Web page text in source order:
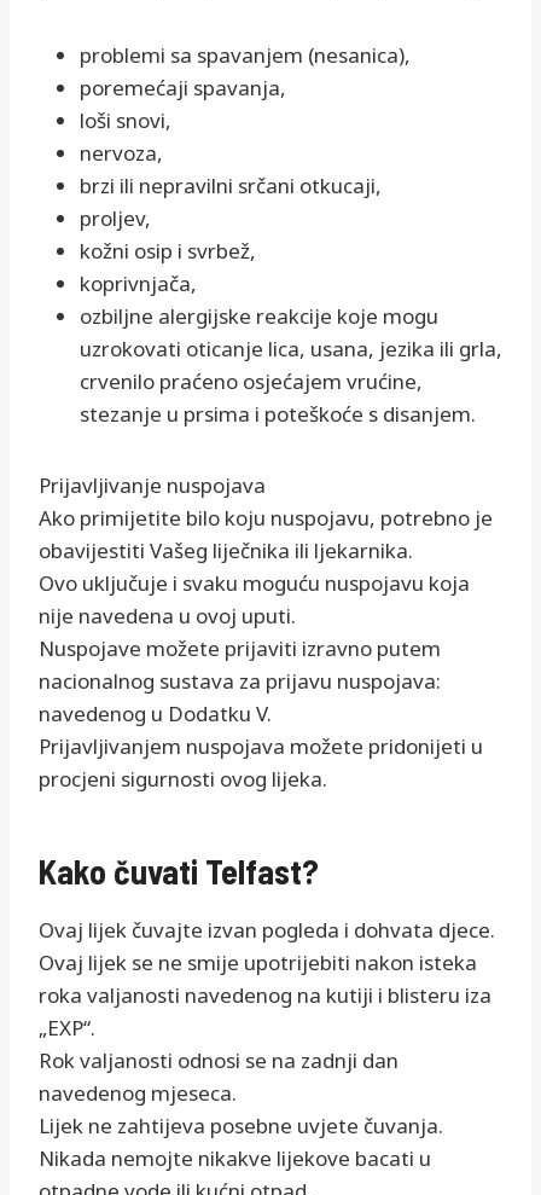
problemi sa spavanjem (nesanica),
poremećaji spavanja,
loši snovi,
nervoza,
brzi ili nepravilni srčani otkucaji,
proljev,
kožni osip i svrbež,
koprivnjača,
ozbiljne alergijske reakcije koje mogu
uzrokovati oticanje lica, usana, jezika ili grla,
crvenilo praćeno osjećajem vrućine,
stezanje u prsima i poteškoće s disanjem.
Prijavljivanje nuspojava
Ako primijetite bilo koju nuspojavu, potrebno je
obavijestiti Vašeg liječnika ili ljekarnika.
Ovo uključuje i svaku moguću nuspojavu koja
nije navedena u ovoj uputi.
Nuspojave možete prijaviti izravno putem
nacionalnog sustava za prijavu nuspojava:
navedenog u Dodatku V.
Prijavljivanjem nuspojava možete pridonijeti u
procjeni sigurnosti ovog lijeka.
Kako čuvati Telfast?
Ovaj lijek čuvajte izvan pogleda i dohvata djece.
Ovaj lijek se ne smije upotrijebiti nakon isteka
roka valjanosti navedenog na kutiji i blisteru iza
„EXP“.
Rok valjanosti odnosi se na zadnji dan
navedenog mjeseca.
Lijek ne zahtijeva posebne uvjete čuvanja.
Nikada nemojte nikakve lijekove bacati u